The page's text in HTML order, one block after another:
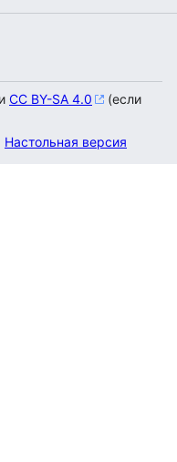
CC BY-SA 4.0
(если
Настольная версия